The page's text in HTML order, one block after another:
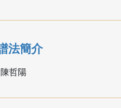
法簡介
哲陽